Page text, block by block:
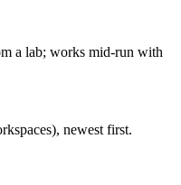
a lab; works mid-run with
newest first.